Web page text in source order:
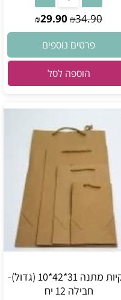
₪34.90
₪29.90
פרטים נוספים
הוספה לסל
שקיות מתנה 31*42*10 (גדול)-
חבילה 12 יח